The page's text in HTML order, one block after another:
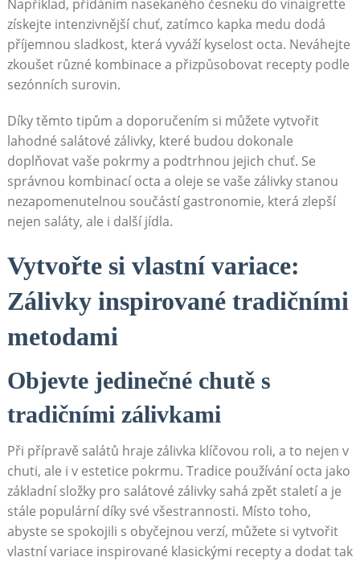
Například, přidáním nasekaného česneku do vinaigrette
získejte intenzivnější chuť, zatímco kapka medu dodá
příjemnou sladkost, která vyváží ⁤kyselost‌ octa. Neváhejte
zkoušet různé kombinace a přizpůsobovat recepty podle
sezónních surovin.
Díky těmto tipům a doporučením si můžete vytvořit
lahodné salátové zálivky, které budou dokonale
⁣doplňovat vaše pokrmy a podtrhnou jejich chuť.⁤ Se
správnou kombinací octa a oleje se vaše zálivky stanou
nezapomenutelnou součástí ‍gastronomie, která zlepší
nejen saláty, ale i další jídla.
Vytvořte si vlastní variace:
Zálivky inspirované tradičními
metodami
Objevte jedinečné chutě s
tradičními zálivkami
Při‌ přípravě salátů hraje zálivka klíčovou⁤ roli, a to nejen v
chuti, ale i v estetice pokrmu. Tradice používání octa ⁢jako
základní složky pro salátové zálivky sahá zpět staletí a je
stále populární díky své všestrannosti. Místo toho,
abyste se spokojili s obyčejnou verzí,‌ můžete ‌si ⁣vytvořit
vlastní variace inspirované klasickými recepty a dodat​ tak